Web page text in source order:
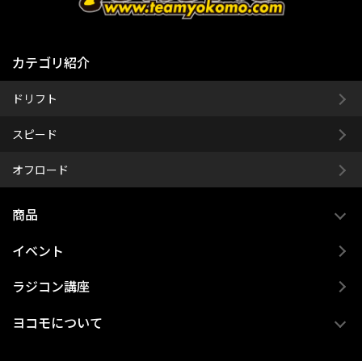
カテゴリ紹介
ドリフト
スピード
オフロード
商品
イベント
ラジコン講座
ヨコモについて